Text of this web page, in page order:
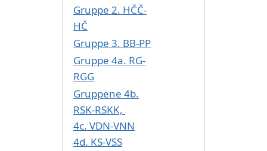
Gruppe 2. HČČ-
HČ
Gruppe 3. BB-PP
Gruppe 4a. RG-
RGG
Gruppene 4b.
RSK-RSKK,
4c. VDN-VNN
4d. KS-VSS